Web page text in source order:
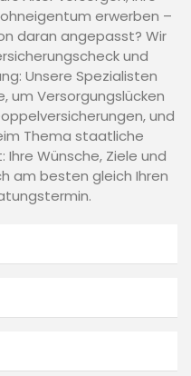
erwerben –
daran angepasst? Wir
und
Unsere Spezialisten
um Versorgungslücken
und
Thema staatliche
Ihre Wünsche, Ziele und
am besten gleich Ihren